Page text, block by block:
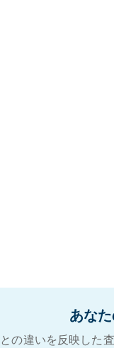
あな
の違いを反映した